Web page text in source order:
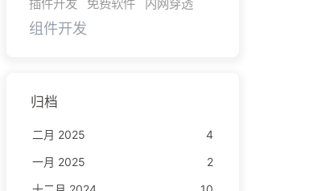
插件开发
免费软件 内网穿透
组件开发
归档
二月 2025
4
一月 2025
2